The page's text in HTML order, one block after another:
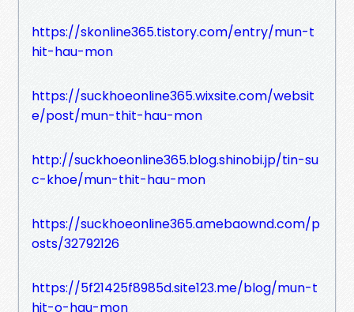
https://skonline365.tistory.com/entry/mun-t
hit-hau-mon
https://suckhoeonline365.wixsite.com/websit
e/post/mun-thit-hau-mon
http://suckhoeonline365.blog.shinobi.jp/tin-su
c-khoe/mun-thit-hau-mon
https://suckhoeonline365.amebaownd.com/p
osts/32792126
https://5f21425f8985d.site123.me/blog/mun-t
hit-o-hau-mon